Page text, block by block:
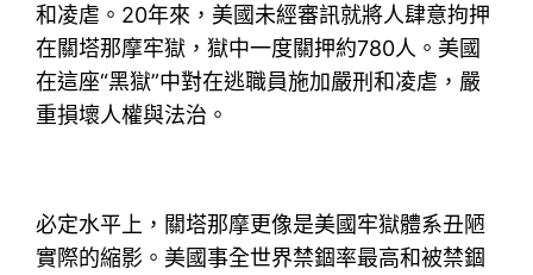
和凌虐。20年來，美國未經審訊就將人肆意拘押
在關塔那摩牢獄，獄中一度關押約780人。美國
在這座“黑獄”中對在逃職員施加嚴刑和凌虐，嚴
重損壞人權與法治。
必定水平上，關塔那摩更像是美國牢獄體系丑陋
實際的縮影。美國事全世界禁錮率最高和被禁錮